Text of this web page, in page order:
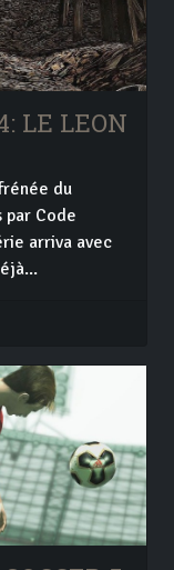
LE LEON
du
par Code
arriva avec